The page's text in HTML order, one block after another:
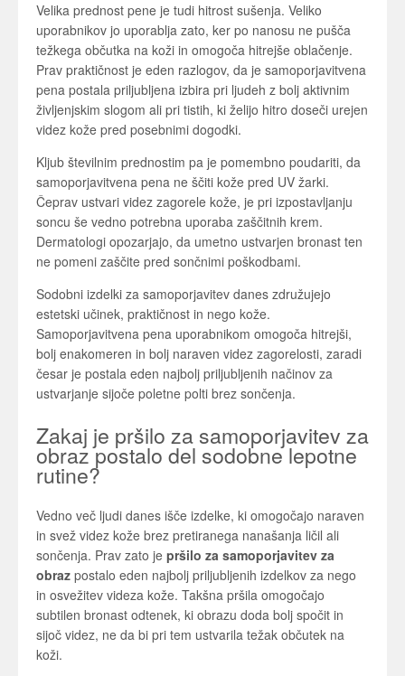
Velika prednost pene je tudi hitrost sušenja. Veliko
uporabnikov jo uporablja zato, ker po nanosu ne pušča
težkega občutka na koži in omogoča hitrejše oblačenje.
Prav praktičnost je eden razlogov, da je samoporjavitvena
pena postala priljubljena izbira pri ljudeh z bolj aktivnim
življenjskim slogom ali pri tistih, ki želijo hitro doseči urejen
videz kože pred posebnimi dogodki.
Kljub številnim prednostim pa je pomembno poudariti, da
samoporjavitvena pena ne ščiti kože pred UV žarki.
Čeprav ustvari videz zagorele kože, je pri izpostavljanju
soncu še vedno potrebna uporaba zaščitnih krem.
Dermatologi opozarjajo, da umetno ustvarjen bronast ten
ne pomeni zaščite pred sončnimi poškodbami.
Sodobni izdelki za samoporjavitev danes združujejo
estetski učinek, praktičnost in nego kože.
Samoporjavitvena pena uporabnikom omogoča hitrejši,
bolj enakomeren in bolj naraven videz zagorelosti, zaradi
česar je postala eden najbolj priljubljenih načinov za
ustvarjanje sijoče poletne polti brez sončenja.
Zakaj je pršilo za samoporjavitev za
obraz postalo del sodobne lepotne
rutine?
Vedno več ljudi danes išče izdelke, ki omogočajo naraven
in svež videz kože brez pretiranega nanašanja ličil ali
sončenja. Prav zato je pršilo za samoporjavitev za
obraz postalo eden najbolj priljubljenih izdelkov za nego
in osvežitev videza kože. Takšna pršila omogočajo
subtilen bronast odtenek, ki obrazu doda bolj spočit in
sijoč videz, ne da bi pri tem ustvarila težak občutek na
koži.